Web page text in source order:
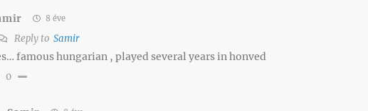
8 éve
Reply toSamir
famous hungarian , played several years in honved
0